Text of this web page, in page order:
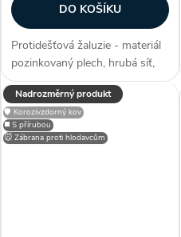
DO KOŠÍKU
Protidešťová žaluzie - materiál
pozinkovaný plech, hrubá síť,
efektivní plocha sef 0,7651 m²,
snadno přizpůsobitelné díky
možnosti lakování RAL, zakryje
stavební otvory, užívané...
Nadrozměrný produkt
◼️ S přírubou
🛡️ Korozivzdorný kov
🐭 Zábrana proti hlodavcům